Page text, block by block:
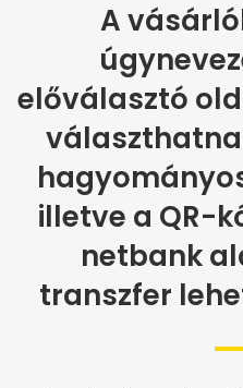
A
előválasztó
illetve a QR-
netbank
transzfer